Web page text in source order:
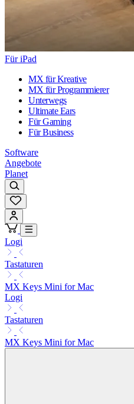
Für iPad
MX für Kreative
MX für Programmierer
Unterwegs
Ultimate Ears
Für Gaming
Für Business
Software
Angebote
Planet
Logi
Tastaturen
MX Keys Mini for Mac
Logi
Tastaturen
MX Keys Mini for Mac